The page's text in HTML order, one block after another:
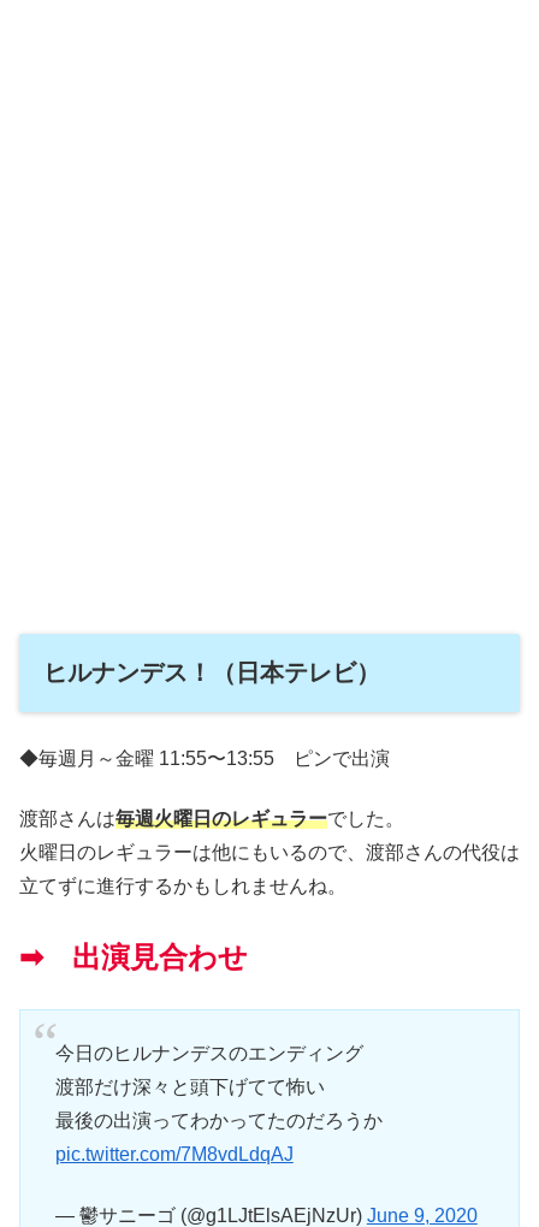
ヒルナンデス！（日本テレビ）
◆毎週月～金曜 11:55〜13:55 ピンで出演
渡部さんは毎週火曜日のレギュラーでした。
火曜日のレギュラーは他にもいるので、渡部さんの代役は
立てずに進行するかもしれませんね。
➡ 出演見合わせ
今日のヒルナンデスのエンディング
渡部だけ深々と頭下げてて怖い
最後の出演ってわかってたのだろうか
pic.twitter.com/7M8vdLdqAJ
— 鬱サニーゴ (@g1LJtElsAEjNzUr) June 9, 2020